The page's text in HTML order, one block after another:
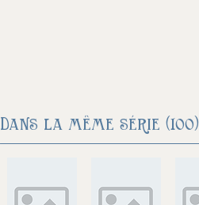
Dans la même série